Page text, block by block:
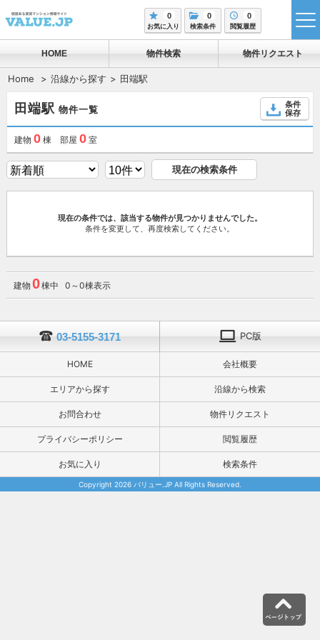
0
お気に入り
0
検索条件
0
閲覧履歴
HOME 物件検索 物件リクエスト
Home 沿線から探す 田端駅
田端駅 物件一覧
条件
保存
建物 0棟 部屋 0室
現在の検索条件
現在の条件では、該当する物件が見つかりませんでした。
条件を変更して、再度検索してください。
建物 0棟中 0～0棟表示
03-5155-3171 PC版
HOME 会社概要
エリアから探す 沿線から検索
お問合わせ 物件リクエスト
プライバシーポリシー 閲覧履歴
お気に入り 検索条件
Copyright 2026 バリュー.JP All Rights Reserved.